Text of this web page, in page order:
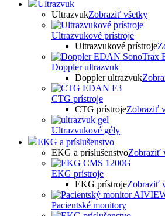
Ultrazvuk
UltrazvukZobraziť všetky
Ultrazvukové prístroje
Ultrazvukové prístroje
Doppler ultrazvuk
Doppler ultrazvuk
CTG prístroje
CTG prístrojeZobraziť
Ultrazvukové gély
EKG a príslušenstvo
EKG a príslušenstvoZobraziť
EKG prístroje
EKG prístrojeZobraziť
Pacientské monitory